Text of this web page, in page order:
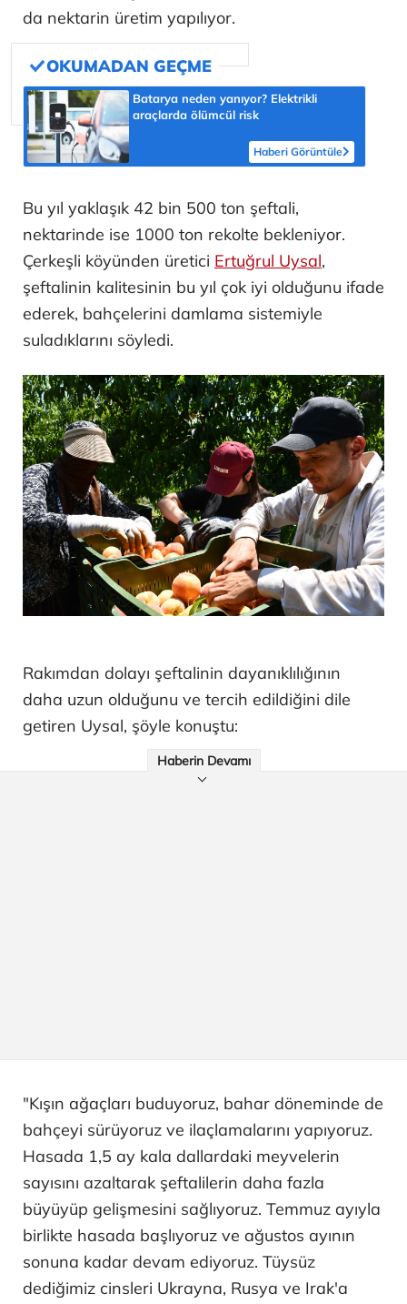
da nektarin üretim yapılıyor.
Batarya neden yanıyor? Elektrikli
araçlarda ölümcül risk
Haberi Görüntüle
Bu yıl yaklaşık 42 bin 500 ton şeftali,
nektarinde ise 1000 ton rekolte bekleniyor.
Çerkeşli köyünden üretici Ertuğrul Uysal,
şeftalinin kalitesinin bu yıl çok iyi olduğunu ifade
ederek, bahçelerini damlama sistemiyle
suladıklarını söyledi.
Rakımdan dolayı şeftalinin dayanıklılığının
daha uzun olduğunu ve tercih edildiğini dile
getiren Uysal, şöyle konuştu:
Haberin Devamı
"Kışın ağaçları buduyoruz, bahar döneminde de
bahçeyi sürüyoruz ve ilaçlamalarını yapıyoruz.
Hasada 1,5 ay kala dallardaki meyvelerin
sayısını azaltarak şeftalilerin daha fazla
büyüyüp gelişmesini sağlıyoruz. Temmuz ayıyla
birlikte hasada başlıyoruz ve ağustos ayının
sonuna kadar devam ediyoruz. Tüysüz
dediğimiz cinsleri Ukrayna, Rusya ve Irak'a